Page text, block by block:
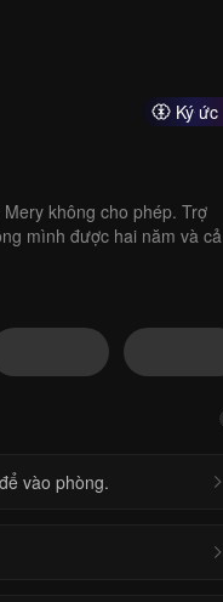
Ký ức
không cho phép. Trợ
mình được hai năm và cả
vào phòng.